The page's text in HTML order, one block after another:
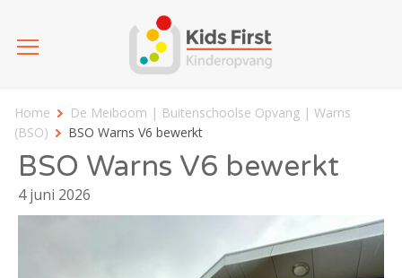
Home
De Meiboom | Buitenschoolse Opvang | Warns
(BSO)
BSO Warns V6 bewerkt
BSO Warns V6 bewerkt
4 juni 2026